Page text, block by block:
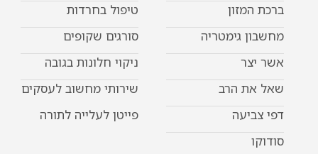
ברכת המזון
מחשבון גימטריה
אשר יצר
שאל את הרב
דפי צביעה
סודוקו
טיפול בחרדות
סורגים שקופים
ניקוי חלונות בגובה
שירותי מחשוב לעסקים
פייטן לעלייה לתורה